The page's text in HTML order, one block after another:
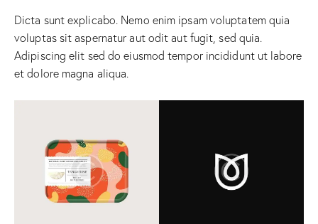
Dicta sunt explicabo. Nemo enim ipsam voluptatem quia
voluptas sit aspernatur aut odit aut fugit, sed quia.
Adipiscing elit sed do eiusmod tempor incididunt ut labore
et dolore magna aliqua.